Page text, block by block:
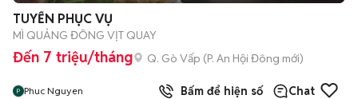
TUYỂN PHỤC VỤ
MÌ QUẢNG ĐÔNG VỊT QUAY
Đến 7 triệu/tháng Q. Gò Vấp (P. An Hội Đông mới)
Phuc Nguyen Bấm để hiện số Chat